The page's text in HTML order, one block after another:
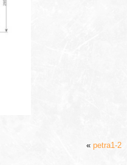
« petra1-2